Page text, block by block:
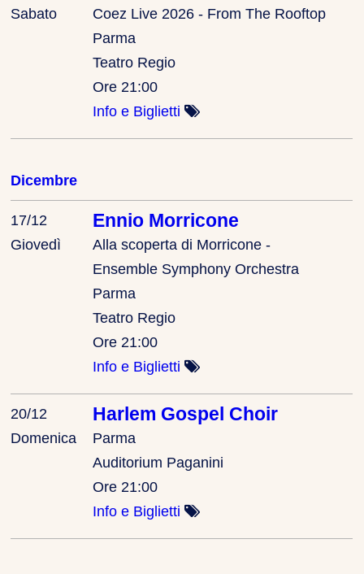
Sabato
Coez Live 2026 - From The Rooftop
Parma
Teatro Regio
Ore 21:00
Info e Biglietti
Dicembre
17/12
Giovedì
Ennio Morricone
Alla scoperta di Morricone -
Ensemble Symphony Orchestra
Parma
Teatro Regio
Ore 21:00
Info e Biglietti
20/12
Domenica
Harlem Gospel Choir
Parma
Auditorium Paganini
Ore 21:00
Info e Biglietti